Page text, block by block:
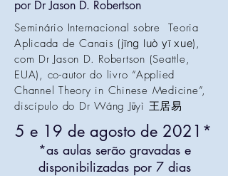
por Dr Jason D. Robertson
Seminário Internacional sobre Teoria
Aplicada de Canais (jīng luò yī xue),
com Dr Jason D. Robertson (Seattle,
EUA), co-autor do livro “Applied
Channel Theory in Chinese Medicine”,
discípulo do Dr Wáng Jūyì 王居易
5 e 19 de agosto de 2021*
*as aulas serão gravadas e
disponibilizadas por 7 dias